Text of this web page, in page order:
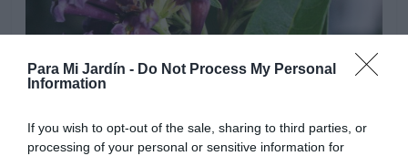
Para Mi Jardín - Do Not Process My Personal
Information
If you wish to opt-out of the sale, sharing to third parties, or
processing of your personal or sensitive information for